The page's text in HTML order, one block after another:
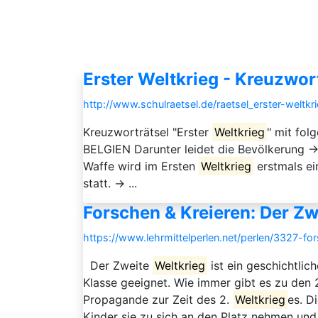
Erster Weltkrieg -
http://www.schulraetsel.de/raetsel_erster-
Kreuzworträtsel "Erster Weltkrieg " mit
BELGIEN Darunter leidet die Bevölkerung
Waffe wird im Ersten Weltkrieg erstmals
statt. → ...
Forschen & Kreieren: Der
https://www.lehrmittelperlen.net/perlen/3327-
Der Zweite Weltkrieg ist ein
Klasse geeignet. Wie immer gibt es zu
Propagande zur Zeit des 2. Weltkrieg es.